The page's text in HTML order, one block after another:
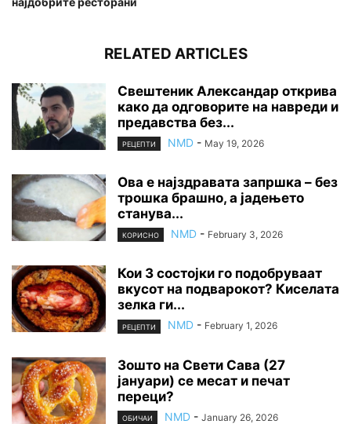
RELATED ARTICLES
Свештеник Александар открива
како да одговорите на навреди и
предавства без...
РЕЦЕПТИ NMD - May 19, 2026
Ова е најздравата запршка – без
трошка брашно, а јадењето
станува...
КОРИСНО NMD - February 3, 2026
Кои 3 состојки го подобруваат
вкусот на подварокот? Киселата
зелка ги...
РЕЦЕПТИ NMD - February 1, 2026
Зошто на Свети Сава (27
јануари) се месат и печат
переци?
ОБИЧАИ NMD - January 26, 2026